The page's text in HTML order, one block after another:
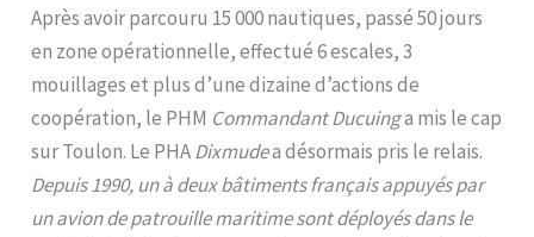
Après avoir parcouru 15 000 nautiques, passé 50 jours
en zone opérationnelle, effectué 6 escales, 3
mouillages et plus d’une dizaine d’actions de
coopération, le PHM Commandant Ducuinga mis le cap
sur Toulon. Le PHADixmudea désormais pris le relais.
Depuis 1990, un à deux bâtiments français appuyés par
un avion de patrouille maritime sont déployés dans le